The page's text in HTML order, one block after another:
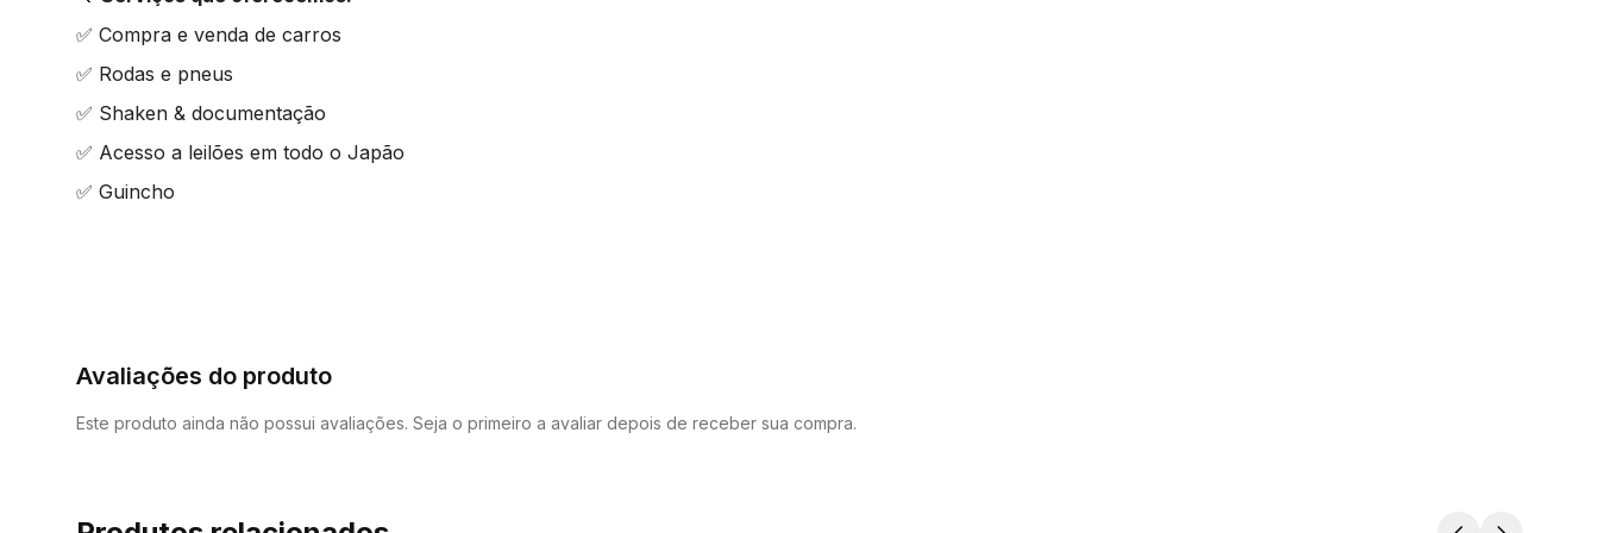
✅ Compra e venda de carros
✅ Rodas e pneus
✅ Shaken & documentação
✅ Acesso a leilões em todo o Japão
✅ Guincho
Avaliações do produto
Este produto ainda não possui avaliações. Seja o primeiro a avaliar depois de receber sua compra.